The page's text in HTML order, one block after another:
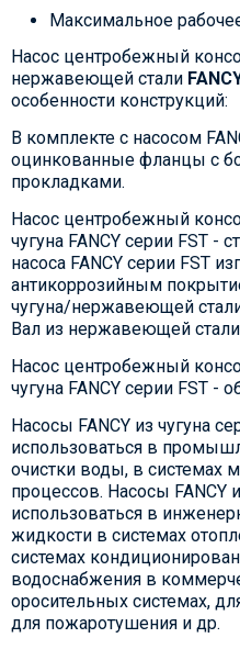
Максимальное
Насос центробежный
нержавеющей стали
особенности конструкций:
В комплекте с насосом
оцинкованные фланцы с
прокладками.
Насос центробежный
чугуна FANCY серии FST -
насоса FANCY серии FST
антикоррозийным
чугуна/нержавеющей
Вал из нержавеющей
Насос центробежный
чугуна FANCY серии FST -
Насосы FANCY из чугуна
использоваться в
очистки воды, в системах
процессов. Насосы FANCY
использоваться в
жидкости в системах
системах
водоснабжения в
оросительных системах,
для пожаротушения и др.